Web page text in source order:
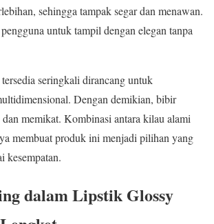
sehingga tampak segar dan menawan.
untuk tampil dengan elegan tanpa
seringkali dirancang untuk
Dengan demikian, bibir
memikat. Kombinasi antara kilau alami
membuat produk ini menjadi pilihan yang
kesempatan.
dalam Lipstik Glossy